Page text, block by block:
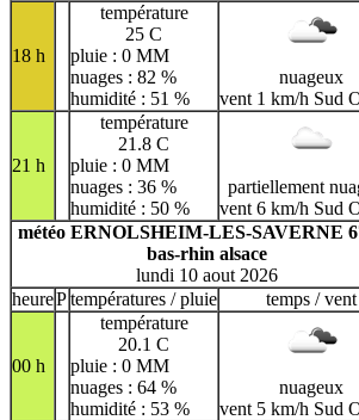
18 h
température
25 C
pluie : 0 MM
nuages : 82 %
humidité : 51 %
nuageux
vent 1 km/h Sud
21 h
température
21.8 C
pluie : 0 MM
nuages : 36 %
humidité : 50 %
partiellement
vent 6 km/h Sud
météo ERNOLSHEIM-LES-SAVERNE
bas-rhin alsace
lundi 10 aout 2026
heurePtempératures / pluie temps / vent
00 h
température
20.1 C
pluie : 0 MM
nuages : 64 %
humidité : 53 %
nuageux
vent 5 km/h Sud